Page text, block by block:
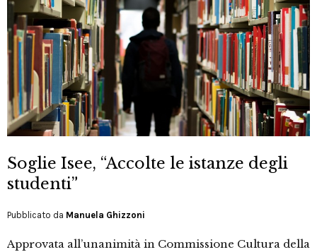
Soglie Isee, “Accolte le istanze degli
studenti”
Pubblicato da Manuela Ghizzoni
Approvata all’unanimità in Commissione Cultura della